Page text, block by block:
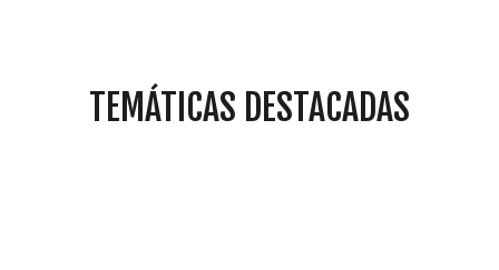
TEMÁTICAS DESTACADAS